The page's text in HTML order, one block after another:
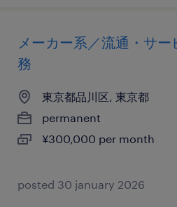
メーカー系／流通・サ
務
東京都品川区, 東京都
permanent
¥300,000 per month
posted 30 january 2026